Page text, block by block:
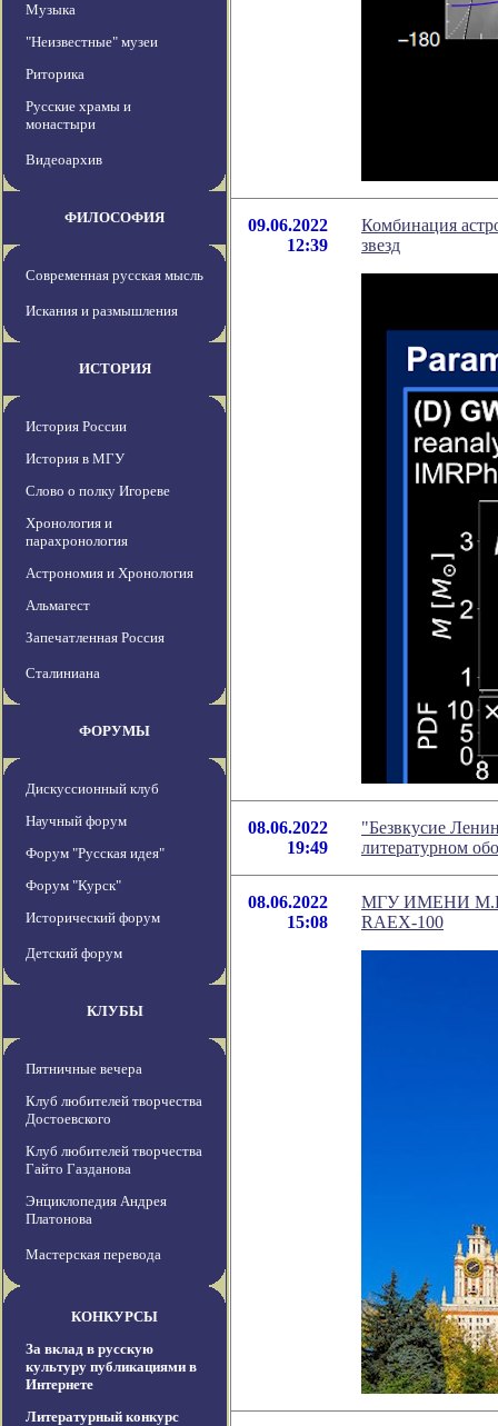
Музыка
"Неизвестные" музеи
Риторика
Русские храмы и
монастыри
Видеоархив
ФИЛОСОФИЯ
Современная русская мысль
Искания и размышления
ИСТОРИЯ
История России
История в МГУ
Слово о полку Игореве
Хронология и
парахронология
Астрономия и Хронология
Альмагест
Запечатленная Россия
Сталиниана
ФОРУМЫ
Дискуссионный клуб
Научный форум
Форум "Русская идея"
Форум "Курск"
Исторический форум
Детский форум
КЛУБЫ
Пятничные вечера
Клуб любителей творчества
Достоевского
Клуб любителей творчества
Гайто Газданова
Энциклопедия Андрея
Платонова
Мастерская перевода
КОНКУРСЫ
За вклад в русскую
культуру публикациями в
Интернете
Литературный конкурс
09.06.2022
12:39
Комбинация
звезд
08.06.2022
19:49
"Безвкусие
литературном
08.06.2022
15:08
МГУ ИМЕНИ
RAEX-100